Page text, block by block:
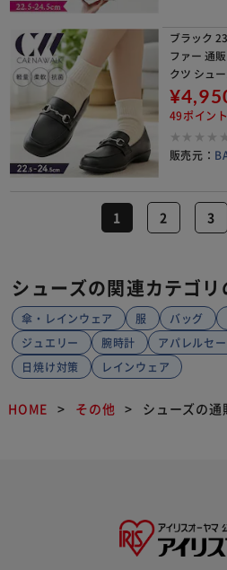
ブラック
ファー 通
クツ シュ
アトゥ 軽
ジュアル
49ポイン
販売元：
1 2 3
シューズの関連カテゴ
傘・レインウェア 服 バッグ
ジュエリー
腕時計 アパレルセ
日焼け対策
レインウェア
HOME その他 シューズの通